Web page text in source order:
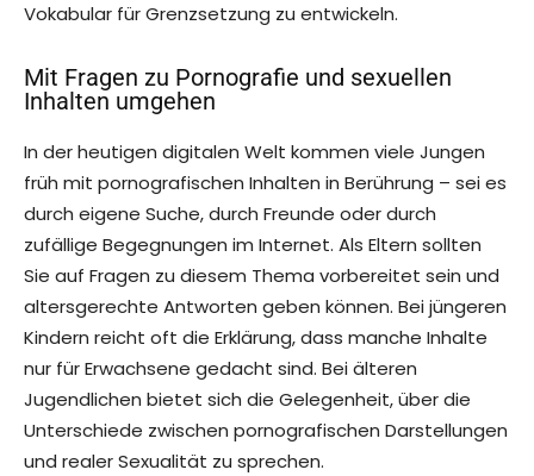
Vokabular für Grenzsetzung zu entwickeln.
Mit Fragen zu Pornografie und sexuellen
Inhalten umgehen
In der heutigen digitalen Welt kommen viele Jungen
früh mit pornografischen Inhalten in Berührung – sei es
durch eigene Suche, durch Freunde oder durch
zufällige Begegnungen im Internet. Als Eltern sollten
Sie auf Fragen zu diesem Thema vorbereitet sein und
altersgerechte Antworten geben können. Bei jüngeren
Kindern reicht oft die Erklärung, dass manche Inhalte
nur für Erwachsene gedacht sind. Bei älteren
Jugendlichen bietet sich die Gelegenheit, über die
Unterschiede zwischen pornografischen Darstellungen
und realer Sexualität zu sprechen.